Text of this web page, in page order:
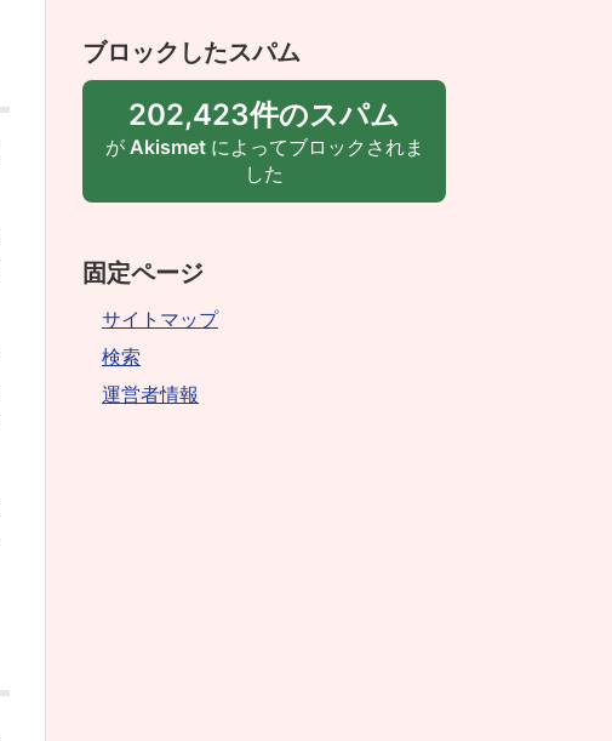
ブロックしたスパム
202,423件のスパム
が Akismetによってブロックされま
した
固定ページ
サイトマップ
検索
運営者情報